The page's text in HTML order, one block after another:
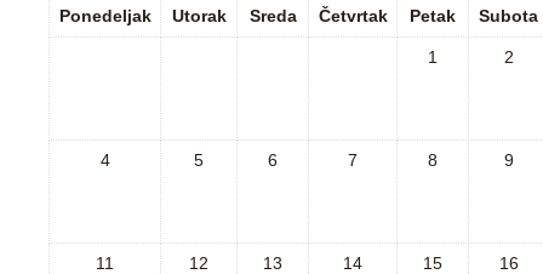
Ponedeljak Utorak Sreda Četvrtak Petak Subota
1 2
4 5 6 7 8 9
11 12 13 14 15 16